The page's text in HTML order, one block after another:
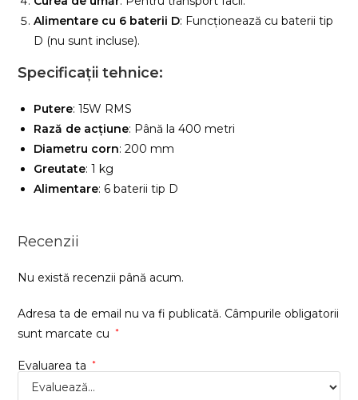
Alimentare cu 6 baterii D: Funcționează cu baterii tip
D (nu sunt incluse).
Specificații tehnice:
Putere: 15W RMS
Rază de acțiune: Până la 400 metri
Diametru corn: 200 mm
Greutate: 1 kg
Alimentare: 6 baterii tip D
Recenzii
Nu există recenzii până acum.
Adresa ta de email nu va fi publicată. Câmpurile obligatorii
sunt marcate cu
*
Evaluarea ta *